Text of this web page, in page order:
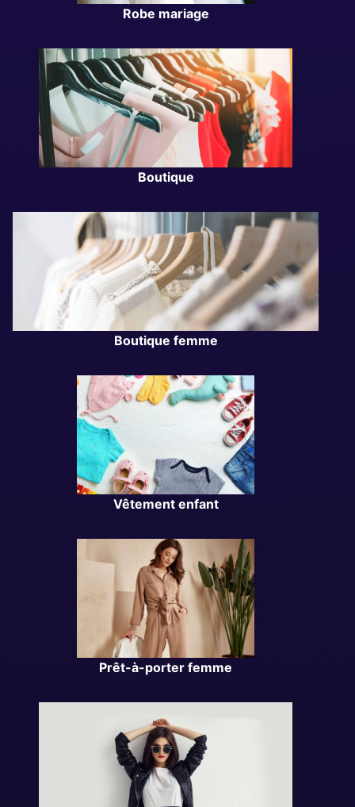
Robe mariage
Boutique
Boutique femme
Vêtement enfant
Prêt-à-porter femme